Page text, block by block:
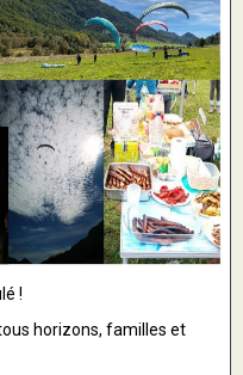
!
horizons, familles et